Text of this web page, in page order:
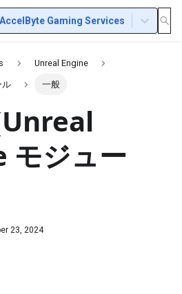
AccelByte Gaming Services
Unreal Engine
ル 一般
モジュー
23, 2024